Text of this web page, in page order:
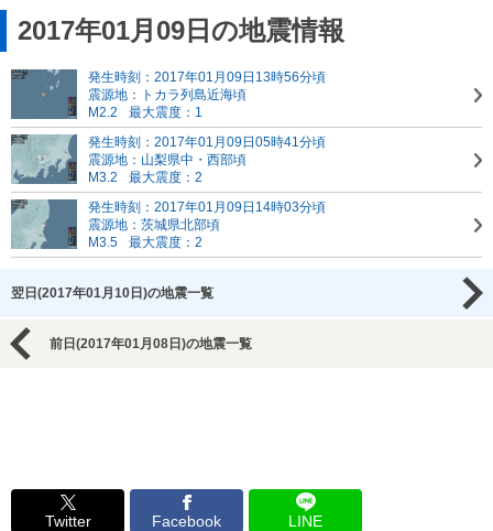
2017年01月09日の地震情報
発生時刻：2017年01月09日13時56分頃
震源地：トカラ列島近海頃
M2.2
最大震度：1
発生時刻：2017年01月09日05時41分頃
震源地：山梨県中・西部頃
M3.2
最大震度：2
発生時刻：2017年01月09日14時03分頃
震源地：茨城県北部頃
M3.5
最大震度：2
翌日(2017年01月10日)の地震一覧
前日(2017年01月08日)の地震一覧
Twitter Facebook LINE